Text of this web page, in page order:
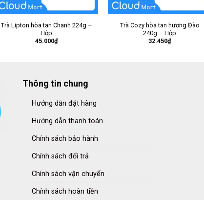
Trà Lipton hòa tan Chanh 224g –
Hộp
45.000₫
Trà Cozy hòa tan hương Đào
240g – Hộp
32.450₫
Thông tin chung
Hướng dẫn đặt hàng
Hướng dẫn thanh toán
Chính sách bảo hành
Chính sách đổi trả
Chính sách vận chuyển
Chính sách hoàn tiền